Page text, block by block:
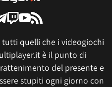
quelli che i videogiochi
è il punto di
del presente e
stupiti ogni giorno con